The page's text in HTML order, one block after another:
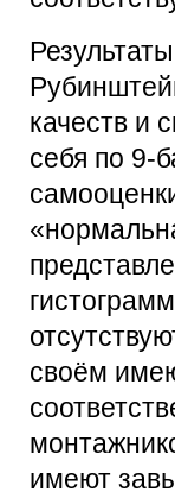
качеств и
себя по 9-
своём
имеют